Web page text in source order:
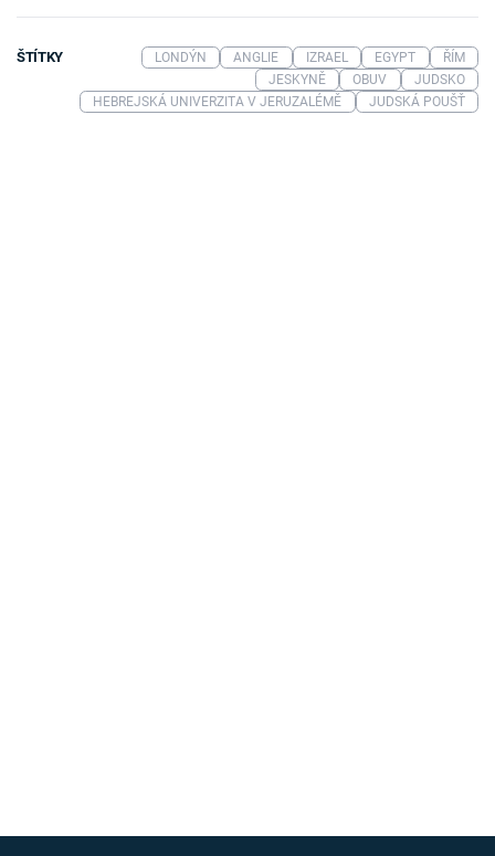
ŠTÍTKY LONDÝN ANGLIE IZRAEL EGYPT
ŘÍM
JESKYNĚ
OBUV
JUDSKO
HEBREJSKÁ UNIVERZITA V JERUZALÉMĚ
JUDSKÁ POUŠŤ